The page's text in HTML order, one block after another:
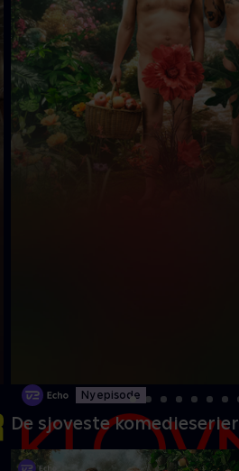
Ny episode
De sjoveste komedieserier